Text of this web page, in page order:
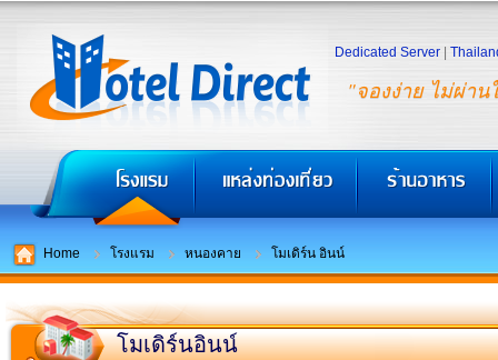
"จองง่าย ไม่ผ่าน
Dedicated Server
Home โรงแรม หนองคาย โมเดิร์น อินน์
โมเดิร์นอินน์